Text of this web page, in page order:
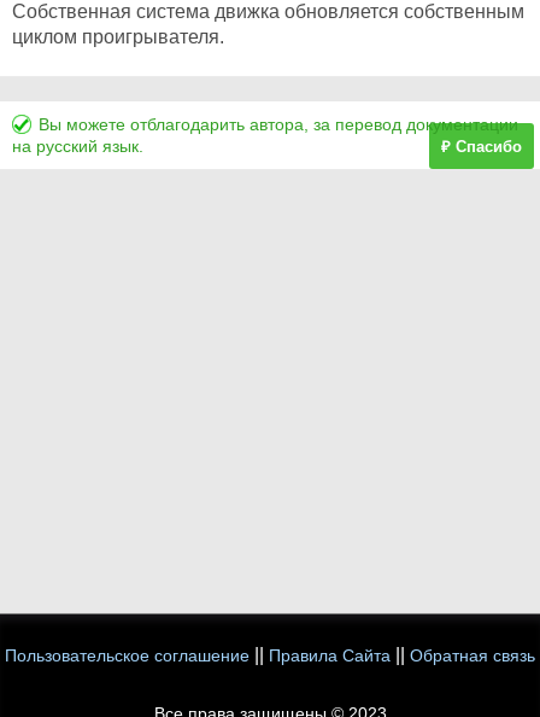
Собственная система движка обновляется собственным
циклом проигрывателя.
Вы можете отблагодарить автора, за перевод документации
на русский язык.
₽ Спасибо
Пользовательское соглашение Правила Сайта Обратная связь